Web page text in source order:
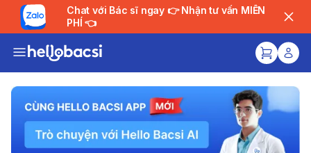
Chat với Bác sĩ ngay 👉 Nhận tư vấn MIỄN
PHÍ 👈